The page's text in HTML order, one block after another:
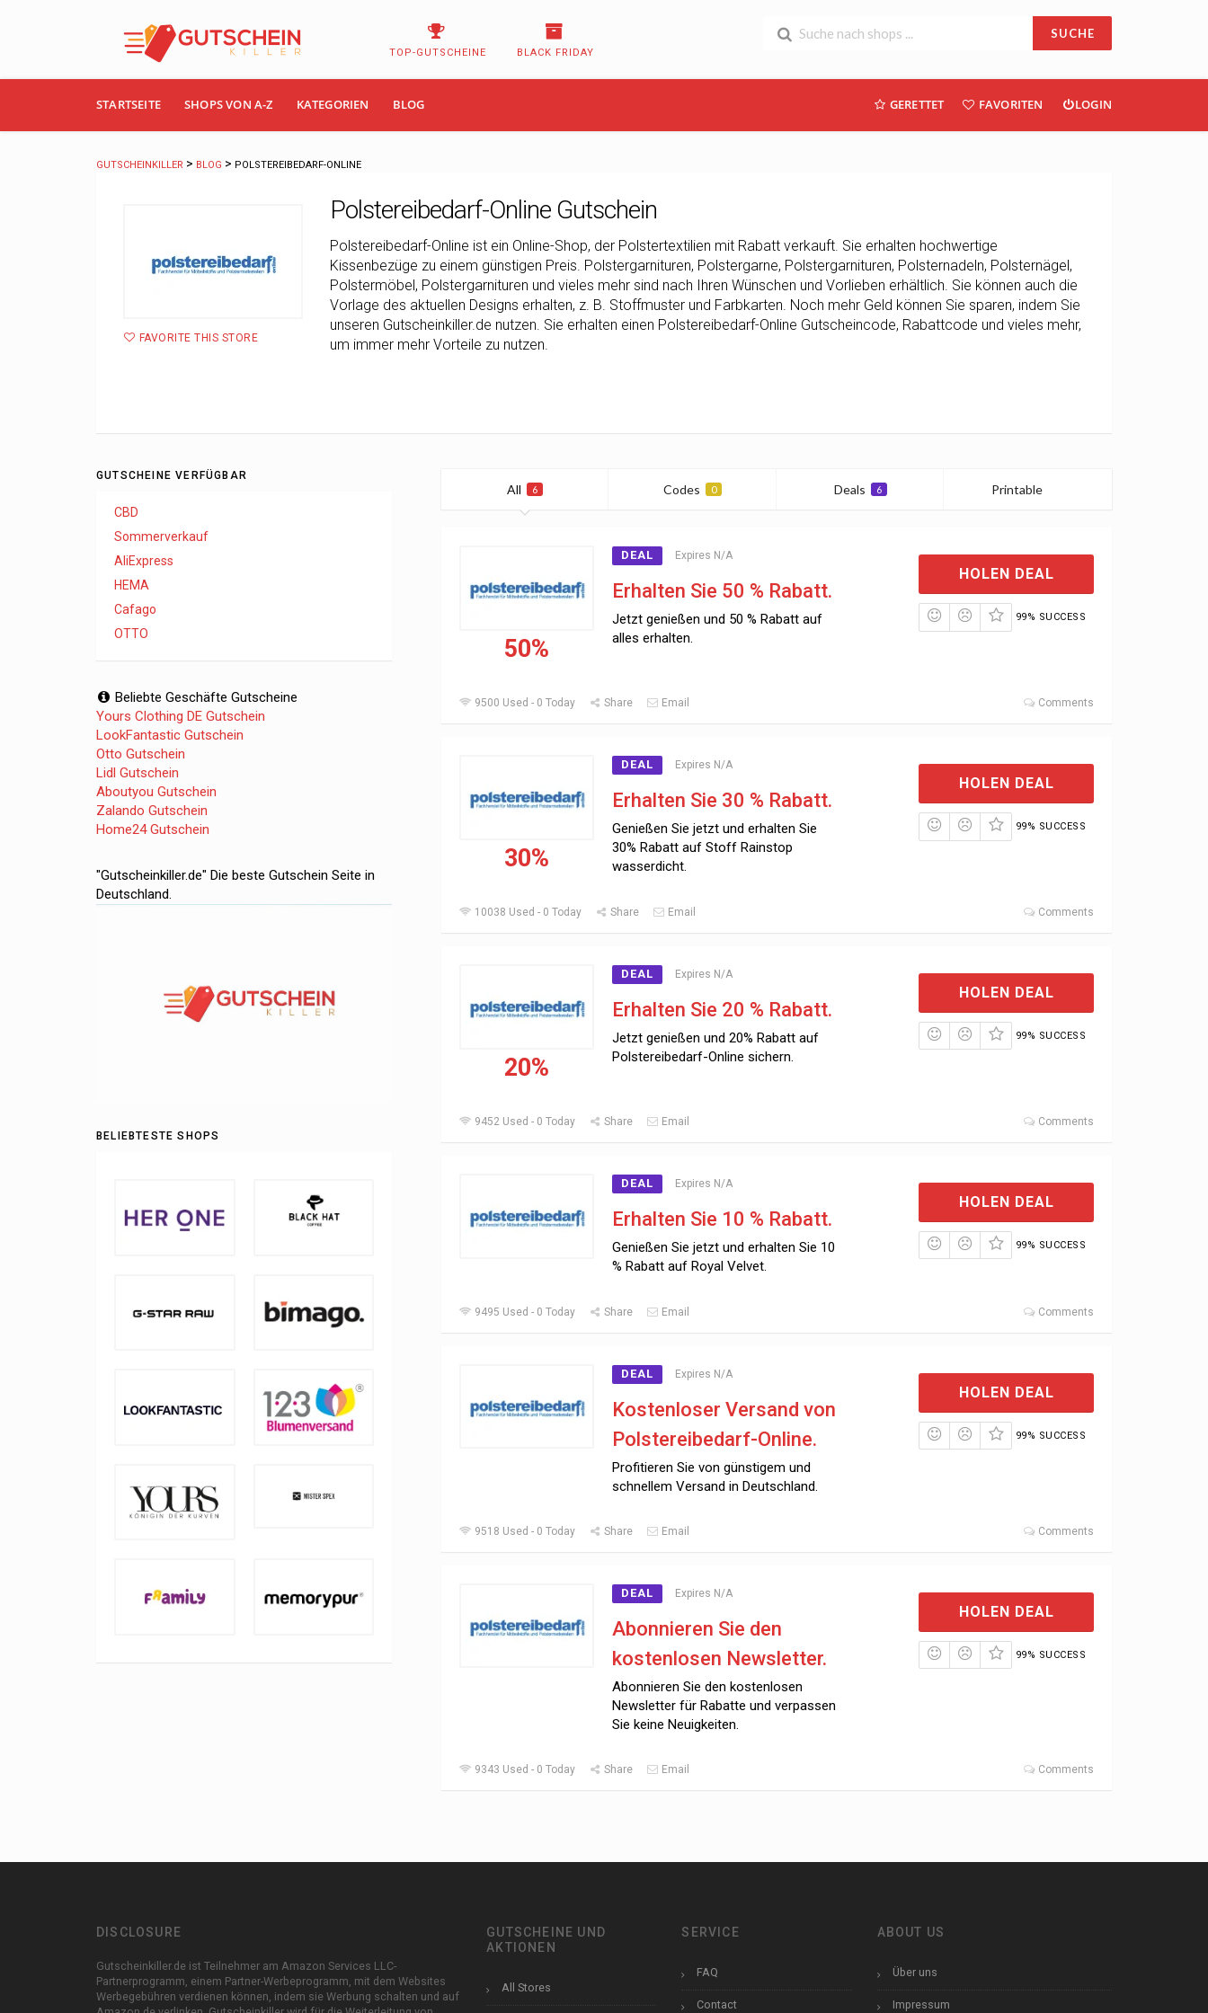
TOP-GUTSCHEINE BLACK FRIDAY
SUCHE
to
STARTSEITE SHOPS VON A-Z KATEGORIEN BLOG GERETTET FAVORITEN LOGIN
GUTSCHEINKILLER > BLOG > POLSTEREIBEDARF-ONLINE
FAVORITE THIS STORE
Polstereibedarf-Online Gutschein
Polstereibedarf-Online ist ein Online-Shop, der Polstertextilien mit Rabatt verkauft. Sie erhalten hochwertige
Kissenbezüge zu einem günstigen Preis. Polstergarnituren, Polstergarne, Polstergarnituren, Polsternadeln, Polsternägel,
Polstermöbel, Polstergarnituren und vieles mehr sind nach Ihren Wünschen und Vorlieben erhältlich. Sie können auch die
Vorlage des aktuellen Designs erhalten, z. B. Stoffmuster und Farbkarten. Noch mehr Geld können Sie sparen, indem Sie
unseren Gutscheinkiller.de nutzen. Sie erhalten einen Polstereibedarf-Online Gutscheincode, Rabattcode und vieles mehr,
um immer mehr Vorteile zu nutzen.
All 6 Codes 0 Deals 6 Printable
50%
DEAL Expires N/A
Erhalten Sie 50 % Rabatt.
Jetzt genießen und 50 % Rabatt auf
alles erhalten.
HOLEN DEAL
99% SUCCESS
9500 Used - 0 Today Share Email Comments
30%
DEAL Expires N/A
Erhalten Sie 30 % Rabatt.
Genießen Sie jetzt und erhalten Sie
30% Rabatt auf Stoff Rainstop
wasserdicht.
HOLEN DEAL
99% SUCCESS
10038 Used - 0 Today Share Email Comments
20%
DEAL Expires N/A
Erhalten Sie 20 % Rabatt.
Jetzt genießen und 20% Rabatt auf
Polstereibedarf-Online sichern.
HOLEN DEAL
99% SUCCESS
9452 Used - 0 Today Share Email Comments
DEAL Expires N/A
Erhalten Sie 10 % Rabatt.
Genießen Sie jetzt und erhalten Sie 10
% Rabatt auf Royal Velvet.
HOLEN DEAL
99% SUCCESS
9495 Used - 0 Today Share Email Comments
DEAL Expires N/A
Kostenloser Versand von
Polstereibedarf-Online.
Profitieren Sie von günstigem und
schnellem Versand in Deutschland.
HOLEN DEAL
99% SUCCESS
9518 Used - 0 Today Share Email Comments
DEAL Expires N/A
Abonnieren Sie den
kostenlosen Newsletter.
Abonnieren Sie den kostenlosen
Newsletter für Rabatte und verpassen
Sie keine Neuigkeiten.
HOLEN DEAL
99% SUCCESS
9343 Used - 0 Today Share Email Comments
GUTSCHEINE VERFÜGBAR
CBD
Sommerverkauf
AliExpress
HEMA
Cafago
OTTO
Beliebte Geschäfte Gutscheine
Yours Clothing DE Gutschein
LookFantastic Gutschein
Otto Gutschein
Lidl Gutschein
Aboutyou Gutschein
Zalando Gutschein
Home24 Gutschein
"Gutscheinkiller.de" Die beste Gutschein Seite in
Deutschland.
BELIEBTESTE SHOPS
DISCLOSURE
Gutscheinkiller.de ist Teilnehmer am Amazon Services LLC-
Partnerprogramm, einem Partner-Werbeprogramm, mit dem Websites
Werbegebühren verdienen können, indem sie Werbung schalten und auf
GUTSCHEINE UND
AKTIONEN
All Stores
SERVICE
FAQ
Contact
ABOUT US
Über uns
Impressum